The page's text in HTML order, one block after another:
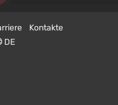
Kontakte
DE